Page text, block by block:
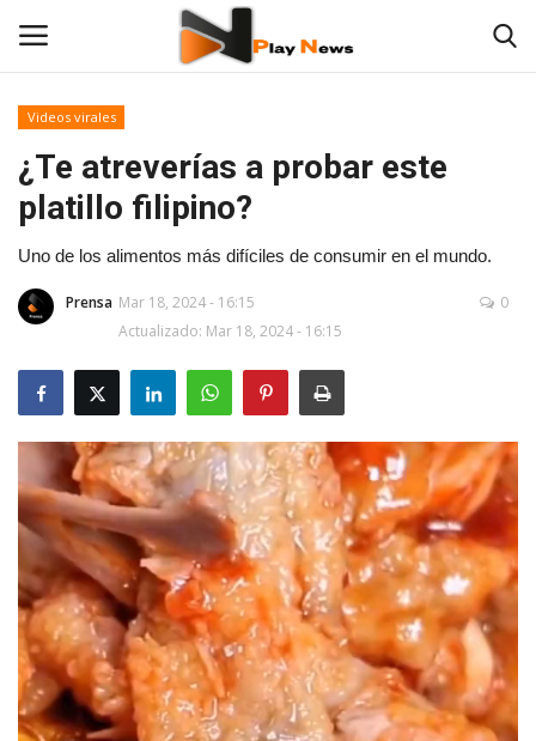
Contáctenos
Noticias
TV en Vivo
Las 12 Play
Empresas
Deportes
Cine y TV
Videos virales
Videos virales
¿Te atreverías a probar este
platillo filipino?
Uno de los alimentos más difíciles de consumir en el mundo.
Prensa Mar 18, 2024 - 16:15
Actualizado: Mar 18, 2024 - 16:15
0